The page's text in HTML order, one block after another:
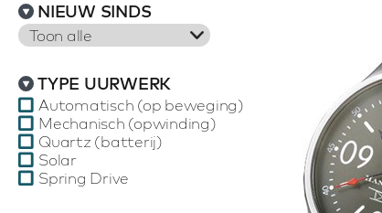
NIEUW SINDS
Toon alle
TYPE UURWERK
Automatisch (op beweging)
Mechanisch (opwinding)
Quartz (batterij)
Solar
Spring Drive